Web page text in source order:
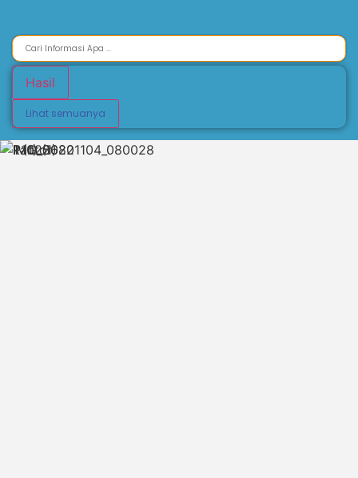
Hasil
Lihat semuanya